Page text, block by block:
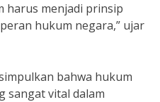
harus menjadi prinsip
hukum negara,” ujar
bahwa hukum
sangat vital dalam